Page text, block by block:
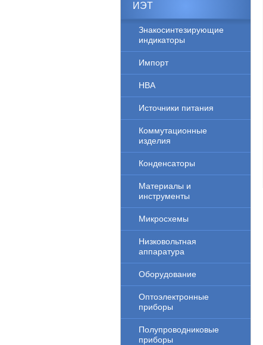
ИЭТ
Знакосинтезирующие
индикаторы
Импорт
НВА
Источники питания
Коммутационные
изделия
Конденсаторы
Материалы и
инструменты
Микросхемы
Низковольтная
аппаратура
Оборудование
Оптоэлектронные
приборы
Полупроводниковые
приборы